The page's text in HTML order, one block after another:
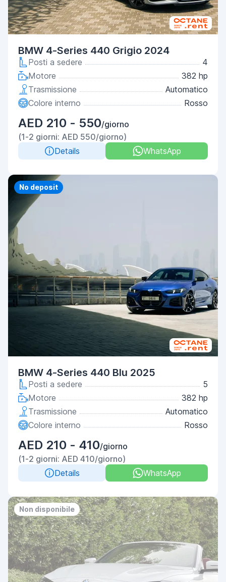
BMW 4-Series 440 Grigio 2024
Posti a sedere
4
Motore
382 hp
Trasmissione
Automatico
Colore interno
Rosso
AED 210 - 550/giorno
(1-2 giorni: AED 550/giorno)
Details
WhatsApp
No deposit
BMW 4-Series 440 Blu 2025
Posti a sedere
5
Motore
382 hp
Trasmissione
Automatico
Colore interno
Rosso
AED 210 - 410/giorno
(1-2 giorni: AED 410/giorno)
Details
WhatsApp
Non disponibile